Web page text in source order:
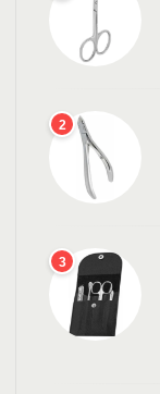
2
3